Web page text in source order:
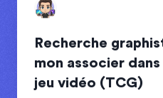
Recherche
mon associer
jeu vidéo (TCG)